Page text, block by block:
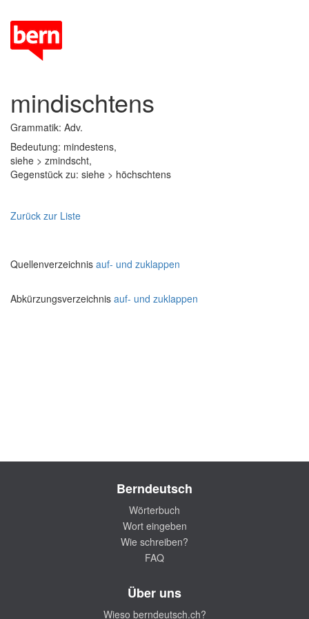
mindischtens
Grammatik: Adv.
Bedeutung: mindestens,
siehe > zmindscht,
Gegenstück zu: siehe > höchschtens
Zurück zur Liste
Quellenverzeichnis auf- und zuklappen
Abkürzungsverzeichnis auf- und zuklappen
Berndeutsch
Wörterbuch
Wort eingeben
Wie schreiben?
FAQ
Über uns
Wieso berndeutsch.ch?